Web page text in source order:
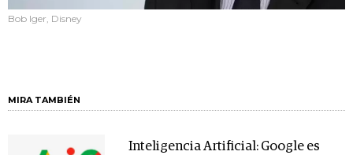
Bob Iger, Disney
MIRA TAMBIÉN
Inteligencia Artificial: Google es